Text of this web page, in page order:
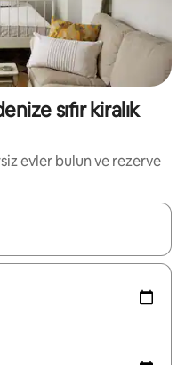
sıfır kiralık
evler bulun ve rezerve
yukarı ve aşağı oklarıyla